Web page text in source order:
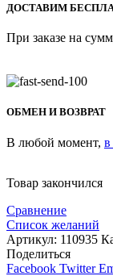
ДОСТАВИМ
При заказе на
ОБМЕН И ВОЗВРАТ
В любой момент, в
Товар закончился
Сравнение
Список желаний
Артикул: 110935
Поделиться
Facebook Twitter